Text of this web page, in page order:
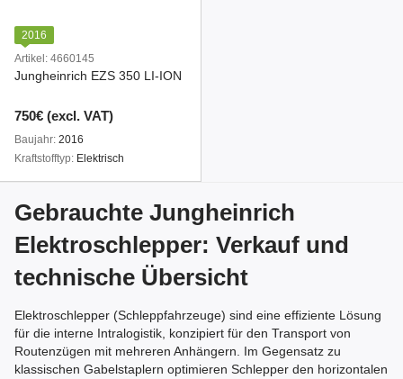
2016
Artikel: 4660145
Jungheinrich EZS 350 LI-ION
750€ (excl. VAT)
Baujahr 2016
Kraftstofftyp
Elektrisch
Gebrauchte Jungheinrich
Elektroschlepper: Verkauf und
technische Übersicht
Elektroschlepper (Schleppfahrzeuge) sind eine effiziente Lösung
für die interne Intralogistik, konzipiert für den Transport von
Routenzügen mit mehreren Anhängern. Im Gegensatz zu
klassischen Gabelstaplern optimieren Schlepper den horizontalen